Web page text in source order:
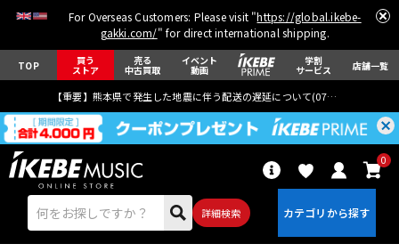
For Overseas Customers: Please visit "https://global.ikebe-
gakki.com/" for direct international shipping.
TOP 買う
ストア
売る
中古買取
イベント
動画
学割
サービス 店舗一覧
【重要】熊本県で発生した地震に伴う配送の遅延について(07月29日
詳細検索
0